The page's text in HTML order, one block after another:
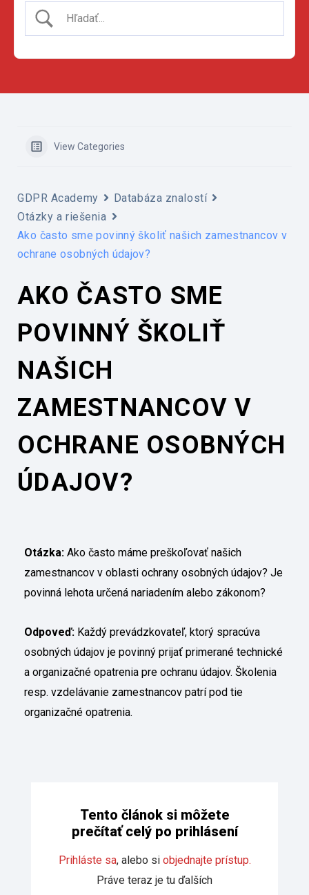
View Categories
GDPR Academy
Databáza znalostí
Otázky a riešenia
Ako často sme povinný školiť našich zamestnancov v
ochrane osobných údajov?
AKO ČASTO SME
POVINNÝ ŠKOLIŤ
NAŠICH
ZAMESTNANCOV V
OCHRANE OSOBNÝCH
ÚDAJOV?
Otázka: Ako často máme preškoľovať našich
zamestnancov v oblasti ochrany osobných údajov? Je
povinná lehota určená nariadením alebo zákonom?
Odpoveď: Každý prevádzkovateľ, ktorý spracúva
osobných údajov je povinný prijať primerané technické
a organizačné opatrenia pre ochranu údajov. Školenia
resp. vzdelávanie zamestnancov patrí pod tie
organizačné opatrenia.
Tento článok si môžete
prečítať celý po prihlásení
Prihláste sa, alebo si objednajte prístup.
Práve teraz je tu ďalších